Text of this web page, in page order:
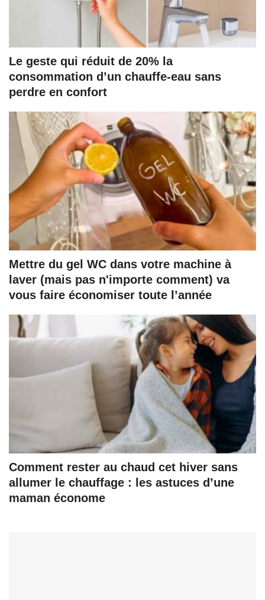
Le geste qui réduit de 20% la
consommation d’un chauffe-eau sans
perdre en confort
Mettre du gel WC dans votre machine à
laver (mais pas n'importe comment) va
vous faire économiser toute l’année
Comment rester au chaud cet hiver sans
allumer le chauffage : les astuces d’une
maman économe